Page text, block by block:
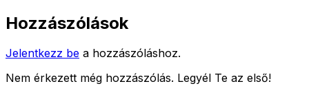
Hozzászólások
Jelentkezz be a hozzászóláshoz.
Nem érkezett még hozzászólás. Legyél Te az első!